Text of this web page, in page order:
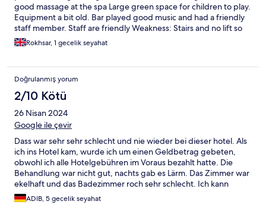
good massage at the spa Large green space for children to play.
Equipment a bit old. Bar played good music and had a friendly
staff member. Staff are friendly Weakness: Stairs and no lift so
we had to carry suitcases up. Area nearby has some abandoned
buildings Shower would be hot and then go back to cool, no in
Rokhsar, 1 gecelik seyahat
Doğrulanmış yorum
2/10 Kötü
26 Nisan 2024
Google ile çevir
Dass war sehr sehr schlecht und nie wieder bei dieser hotel. Als
ich ins Hotel kam, wurde ich um einen Geldbetrag gebeten,
obwohl ich alle Hotelgebühren im Voraus bezahlt hatte. Die
Behandlung war nicht gut, nachts gab es Lärm. Das Zimmer war
ekelhaft und das Badezimmer roch sehr schlecht. Ich kann
dieses Hotel niemandem empfehlen
ADIB, 5 gecelik seyahat